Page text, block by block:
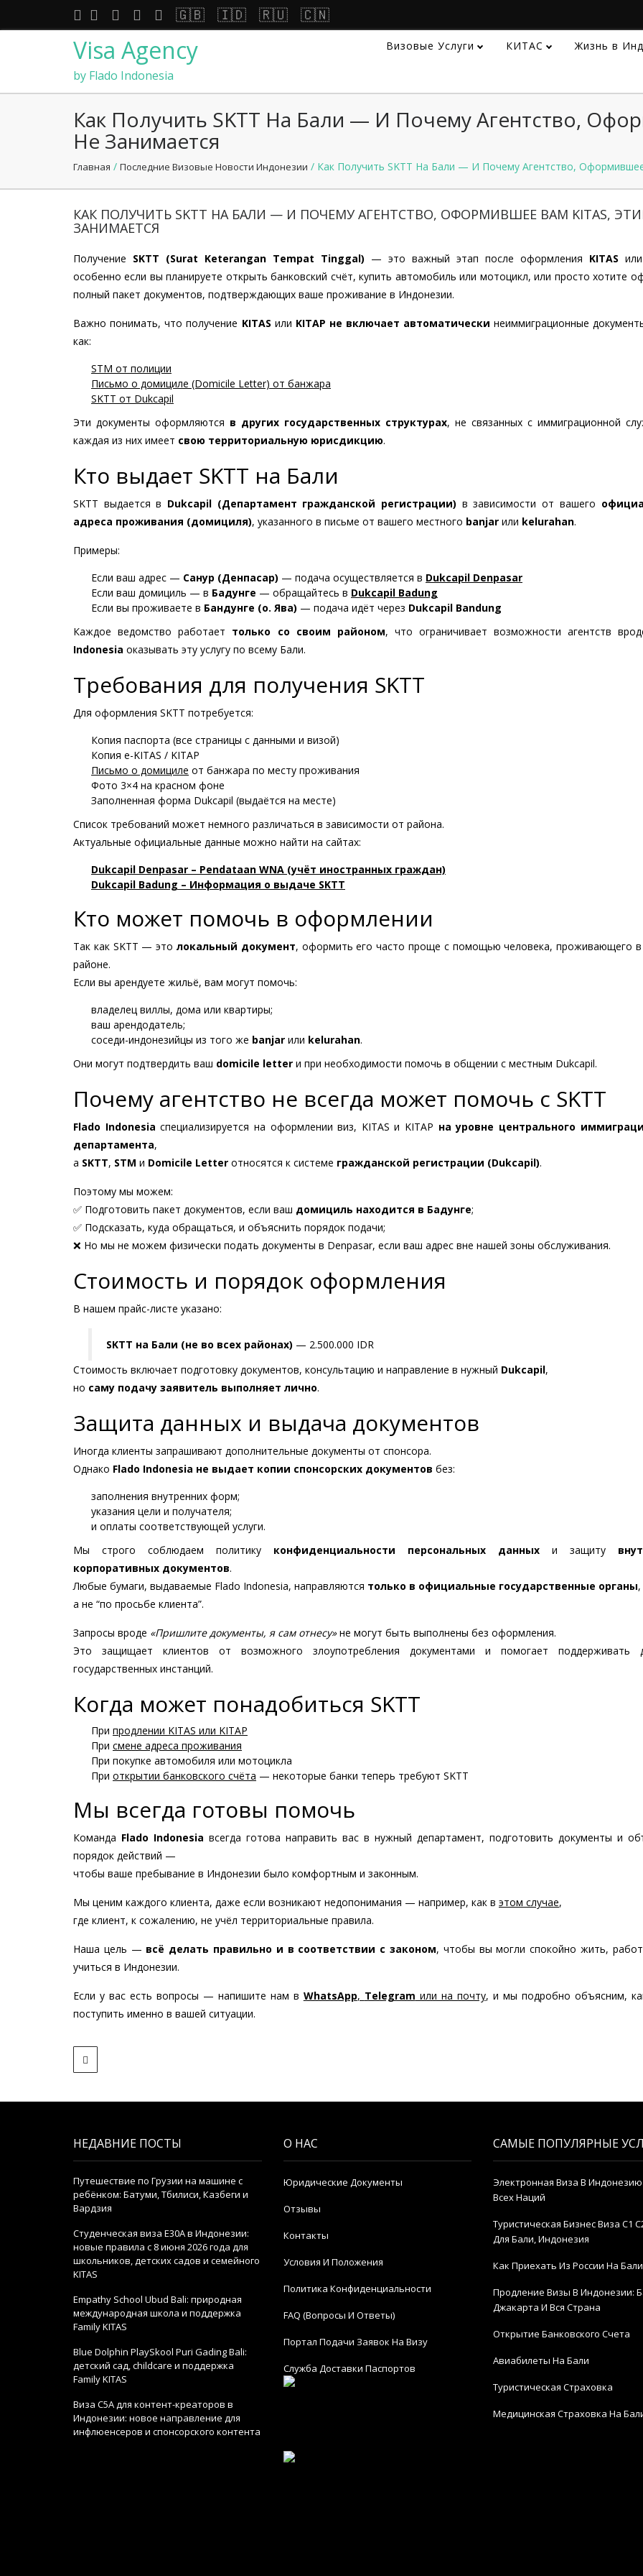
🇬🇧 🇮🇩 🇷🇺 🇨🇳
Visa Agency
by Flado Indonesia
Визовые Услуги КИТАС Жизнь в
Как Получить SKTT На Бали — И Почему Агентство,
Не Занимается
Главная / Последние Визовые Новости Индонезии / Как Получить SKTT На Бали — И Почему Агентство,
КАК ПОЛУЧИТЬ SKTT НА БАЛИ — И ПОЧЕМУ АГЕНТСТВО, ОФОРМИВШЕЕ ВАМ KITAS,
ЗАНИМАЕТСЯ
Получение SKTT (Surat Keterangan Tempat Tinggal) — это важный этап после оформления KITAS или
особенно если вы планируете открыть банковский счёт, купить автомобиль или мотоцикл, или просто хотите
полный пакет документов, подтверждающих ваше проживание в Индонезии.
Важно понимать, что получение KITAS или KITAP не включает автоматически неиммиграционные
как:
STM от полиции
Письмо о домициле (Domicile Letter) от банжара
SKTT от Dukcapil
Эти документы оформляются в других государственных структурах, не связанных с иммиграционной
каждая из них имеет свою территориальную юрисдикцию.
Кто выдает SKTT на Бали
SKTT выдается в Dukcapil (Департамент гражданской регистрации) в зависимости от вашего
адреса проживания (домициля), указанного в письме от вашего местного banjar или kelurahan.
Примеры:
Если ваш адрес — Санур (Денпасар) — подача осуществляется в Dukcapil Denpasar
Если ваш домициль — в Бадунге — обращайтесь в Dukcapil Badung
Если вы проживаете в Бандунге (о. Ява) — подача идёт через Dukcapil Bandung
Каждое ведомство работает только со своим районом, что ограничивает возможности агентств
Indonesia оказывать эту услугу по всему Бали.
Требования для получения SKTT
Для оформления SKTT потребуется:
Копия паспорта (все страницы с данными и визой)
Копия e-KITAS / KITAP
Письмо о домициле от банжара по месту проживания
Фото 3×4 на красном фоне
Заполненная форма Dukcapil (выдаётся на месте)
Список требований может немного различаться в зависимости от района.
Актуальные официальные данные можно найти на сайтах:
Dukcapil Denpasar – Pendataan WNA (учёт иностранных граждан)
Dukcapil Badung – Информация о выдаче SKTT
Кто может помочь в оформлении
Так как SKTT — это локальный документ, оформить его часто проще с помощью человека, проживающего
районе.
Если вы арендуете жильё, вам могут помочь:
владелец виллы, дома или квартиры;
ваш арендодатель;
соседи-индонезийцы из того же banjar или kelurahan.
Они могут подтвердить ваш domicile letter и при необходимости помочь в общении с местным Dukcapil.
Почему агентство не всегда может помочь с SKTT
Flado Indonesia специализируется на оформлении виз, KITAS и KITAP на уровне центрального
департамента,
а SKTT, STM и Domicile Letter относятся к системе гражданской регистрации (Dukcapil).
Поэтому мы можем:
✅ Подготовить пакет документов, если ваш домициль находится в Бадунге;
✅ Подсказать, куда обращаться, и объяснить порядок подачи;
❌ Но мы не можем физически подать документы в Denpasar, если ваш адрес вне нашей зоны обслуживания.
Стоимость и порядок оформления
В нашем прайс-листе указано:
SKTT на Бали (не во всех районах) — 2.500.000 IDR
Стоимость включает подготовку документов, консультацию и направление в нужный Dukcapil,
но саму подачу заявитель выполняет лично.
Защита данных и выдача документов
Иногда клиенты запрашивают дополнительные документы от спонсора.
Однако Flado Indonesia не выдает копии спонсорских документов без:
заполнения внутренних форм;
указания цели и получателя;
и оплаты соответствующей услуги.
Мы строго соблюдаем политику конфиденциальности персональных данныхи защиту
корпоративных документов.
Любые бумаги, выдаваемые Flado Indonesia, направляются только в официальные государственные органы,
а не “по просьбе клиента”.
Запросы вроде «Пришлите документы, я сам отнесу»не могут быть выполнены без оформления.
Это защищает клиентов от возможного злоупотребления документами и помогает поддерживать
государственных инстанций.
Когда может понадобиться SKTT
При продлении KITAS или KITAP
При смене адреса проживания
При покупке автомобиля или мотоцикла
При открытии банковского счёта — некоторые банки теперь требуют SKTT
Мы всегда готовы помочь
Команда Flado Indonesia всегда готова направить вас в нужный департамент, подготовить документы и
порядок действий —
чтобы ваше пребывание в Индонезии было комфортным и законным.
Мы ценим каждого клиента, даже если возникают недопонимания — например, как в этом случае,
где клиент, к сожалению, не учёл территориальные правила.
Наша цель — всё делать правильно и в соответствии с законом, чтобы вы могли спокойно жить,
учиться в Индонезии.
Если у вас есть вопросы — напишите нам в WhatsApp, Telegram или на почту, и мы подробно объясним,
поступить именно в вашей ситуации.
НЕДАВНИЕ ПОСТЫ
Путешествие по Грузии на машине с
ребёнком: Батуми, Тбилиси, Казбеги и
Вардзия
Студенческая виза E30A в Индонезии:
новые правила с 8 июня 2026 года для
школьников, детских садов и семейного
KITAS
Empathy School Ubud Bali: природная
международная школа и поддержка
Family KITAS
Blue Dolphin PlaySkool Puri Gading Bali:
детский сад, childcare и поддержка
Family KITAS
Виза C5A для контент-креаторов в
Индонезии: новое направление для
инфлюенсеров и спонсорского контента
О НАС
Юридические Документы
Отзывы
Контакты
Условия И Положения
Политика Конфиденциальности
FAQ (Вопросы И Ответы)
Портал Подачи Заявок На Визу
Служба Доставки Паспортов
САМЫЕ ПОПУЛЯРНЫЕ
Электронная Виза В
Всех Наций
Туристическая Бизнес Виза C1
Для Бали, Индонезия
Как Приехать Из России На
Продление Визы В Индонезии:
Джакарта И Вся Страна
Открытие Банковского Счета
Авиабилеты На Бали
Туристическая Страховка
Медицинская Страховка На